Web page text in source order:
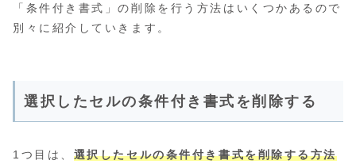
「条件付き書式」の削除を行う方法はいくつかあるので
別々に紹介していきます。
選択したセルの条件付き書式を削除する
1つ目は、 選択したセルの条件付き書式を削除する方法